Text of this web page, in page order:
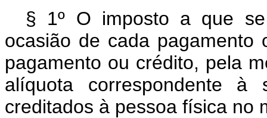
§ 1º O imposto a que
ocasião de cada
pagamento ou crédito, pela
alíquota correspondente
creditados à pessoa física no